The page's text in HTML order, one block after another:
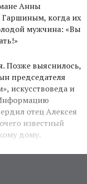
Анны
когда их
мужчина: «Вы
Позже выяснилось,
председателя
искусствоведа и
отец Алексея
известный
дому.